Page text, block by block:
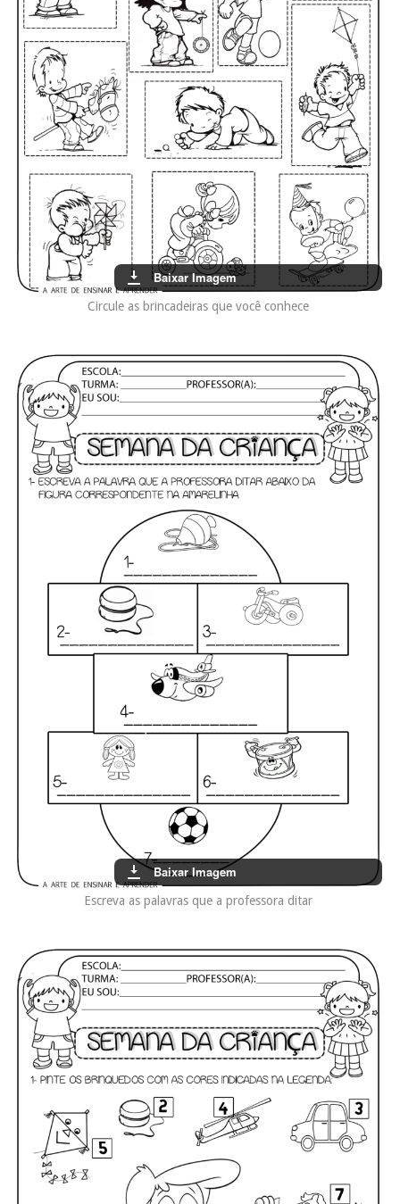
Baixar Imagem
Circule as brincadeiras que você conhece
Baixar Imagem
Escreva as palavras que a professora ditar